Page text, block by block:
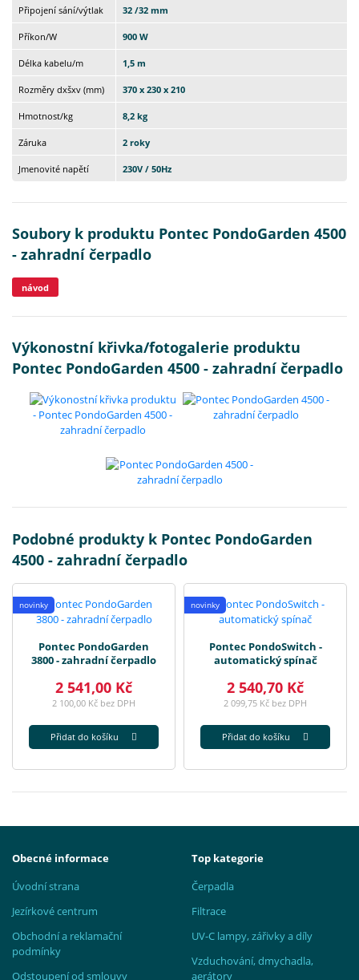
Připojení sání/výtlak 32 /32 mm
Příkon/W 900 W
Délka kabelu/m 1,5 m
Rozměry dxšxv (mm) 370 x 230 x 210
Hmotnost/kg 8,2 kg
Záruka 2 roky
Jmenovité napětí 230V / 50Hz
Soubory k produktu Pontec PondoGarden 4500
- zahradní čerpadlo
návod
Výkonostní křivka/fotogalerie produktu
Pontec PondoGarden 4500 - zahradní čerpadlo
Podobné produkty k Pontec PondoGarden
4500 - zahradní čerpadlo
novinky
Pontec PondoGarden
3800 - zahradní čerpadlo
2 541,00 Kč
2 100,00 Kč bez DPH
Přidat do košíku
novinky
Pontec PondoSwitch -
automatický spínač
2 540,70 Kč
2 099,75 Kč bez DPH
Přidat do košíku
Obecné informace
Úvodní strana
Jezírkové centrum
Obchodní a reklamační
podmínky
Odstoupení od smlouvy
Top kategorie
Čerpadla
Filtrace
UV-C lampy, zářivky a díly
Vzduchování, dmychadla,
aerátory